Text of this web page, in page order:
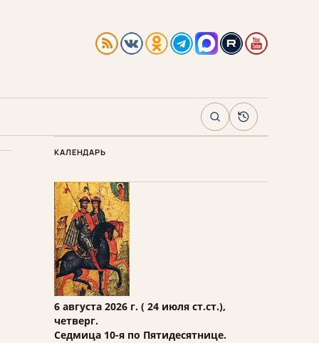
ПоискАрхив
КАЛЕНДАРЬ
6 августа 2026 г. ( 24 июля ст.ст.),
четверг.
Седмица 10-я по Пятидесятнице.